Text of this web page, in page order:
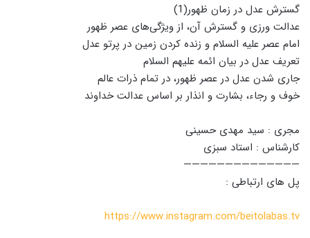
گسترش عدل در زمان ظهور(1)
عدالت ورزی و گسترش آن، از ویژگی‌های عصر ظهور
امام عصر علیه السلام و زنده کردن زمین در پرتو عدل
تعریف عدل در بیان ائمه علیهم السلام
جاری شدن عدل در عصر ظهور، در تمام ذرات عالم
خوف و رجاء، بشارت و انذار بر اساس عدالت خداوند
مجری : سید مهدی حسینی
کارشناس : استاد سبزی
——————————————
پل های ارتباطی :
https://www.instagram.com/beitolabas.tv